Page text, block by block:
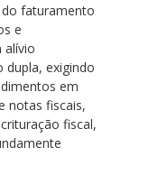
faturamento
e
alívio
dupla, exigindo
em
notas fiscais,
fiscal,